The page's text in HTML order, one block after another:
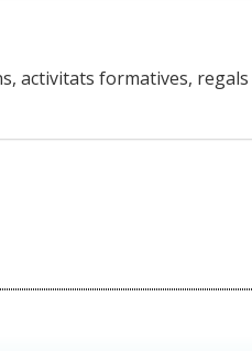
activitats formatives,